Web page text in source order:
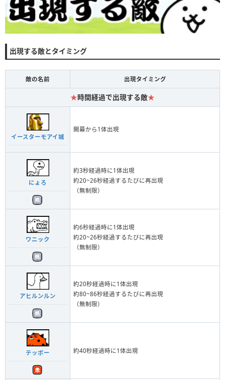
出現する敵とタイミング
敵の名前 出現タイミング
★時間経過で出現する敵★
イースターモアイ城
開幕から1体出現
にょろ
約3秒経過時に1体出現
約20~26秒経過するたびに再出現
（無制限）
ワニック
約6秒経過時に1体出現
約20~26秒経過するたびに再出現
（無制限）
アヒルンルン
約20秒経過時に1体出現
約80~86秒経過するたびに再出現
（無制限）
テッポー 約40秒経過時に1体出現